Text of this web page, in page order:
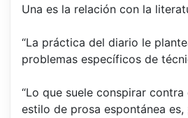
Una es la relación con la
“La práctica del diario le
problemas específicos de
“Lo que suele conspirar
estilo de prosa espontánea